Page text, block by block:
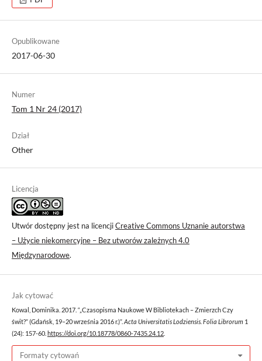
Opublikowane
2017-06-30
Numer
Tom 1 Nr 24 (2017)
Dział
Other
Licencja
Utwór dostępny jest na licencjiCreative Commons Uznanie autorstwa
– Użycie niekomercyjne – Bez utworów zależnych 4.0
Międzynarodowe.
Jak cytować
Kowal, Dominika. 2017. “„Czasopisma Naukowe W Bibliotekach – Zmierzch Czy
świt?” (Gdańsk, 19–20 września 2016 r.)”. Acta Universitatis Lodziensis. Folia Librorum 1
(24): 157-60. https://doi.org/10.18778/0860-7435.24.12
Formaty cytowań